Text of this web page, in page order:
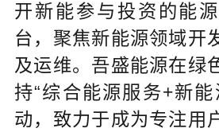
开新能参与投资的能
台，聚焦新能源领域开
及运维。吾盛能源在绿
持“综合能源服务+新能
动，致力于成为专注用